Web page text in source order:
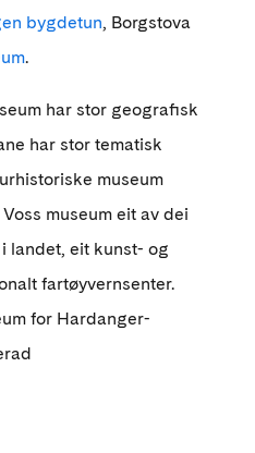
bygdetun, Borgstova
.
har stor geografisk
har stor tematisk
museum
museum eit av dei
landet, eit kunst- og
fartøyvernsenter.
for Hardanger-